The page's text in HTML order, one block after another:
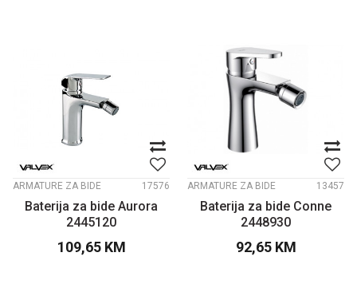
ARMATURE ZA BIDE 17576
Baterija za bide Aurora
2445120
109,65 KM
ARMATURE ZA BIDE 13457
Baterija za bide Conne
2448930
92,65 KM